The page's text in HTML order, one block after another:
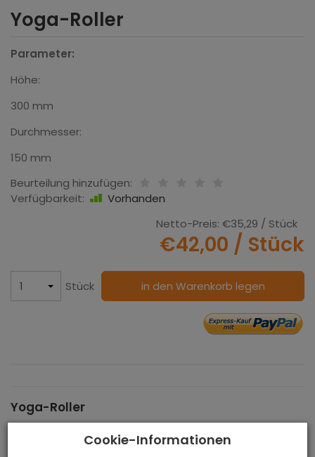
Yoga-Roller
Parameter:
Höhe:
300 mm
Durchmesser:
150 mm
Beurteilung hinzufügen:
Verfügbarkeit:
Vorhanden
Netto-Preis: €35,29 / Stück
€42,00 / Stück
Stück in den Warenkorb legen
Yoga-Roller
Cookie-Informationen